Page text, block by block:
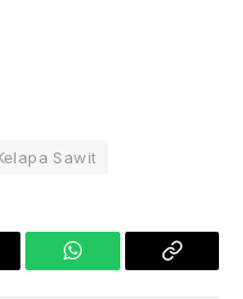
Sawit
WhatsApp Copy